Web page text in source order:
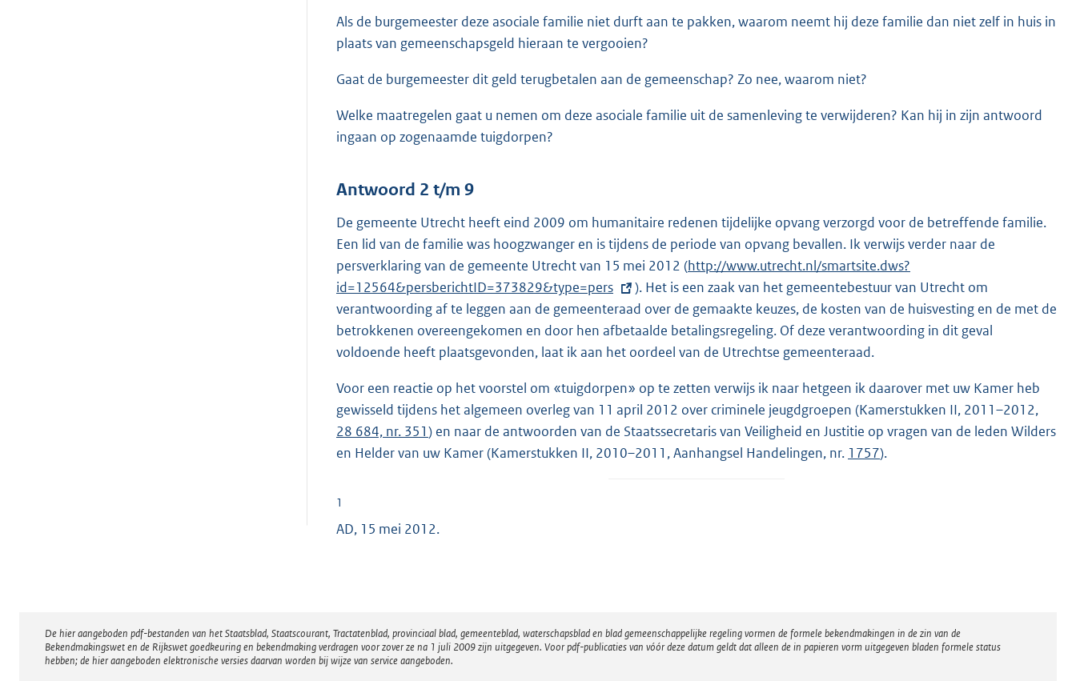
Als de burgemeester deze asociale familie niet durft aan te pakken, waarom neemt hij deze familie dan niet zelf in huis in
plaats van gemeenschapsgeld hieraan te vergooien?
Gaat de burgemeester dit geld terugbetalen aan de gemeenschap? Zo nee, waarom niet?
Welke maatregelen gaat u nemen om deze asociale familie uit de samenleving te verwijderen? Kan hij in zijn antwoord
ingaan op zogenaamde tuigdorpen?
Antwoord 2 t/m 9
De gemeente Utrecht heeft eind 2009 om humanitaire redenen tijdelijke opvang verzorgd voor de betreffende familie.
Een lid van de familie was hoogzwanger en is tijdens de periode van opvang bevallen. Ik verwijs verder naar de
persverklaring van de gemeente Utrecht van 15 mei 2012 (E
x
t
e
r
e
l
i
n
http://www.utrecht.nl/smartsite.dws?
id=12564&persberichtID=373829&type=pers
). Het is een zaak van het gemeentebestuur van Utrecht om
verantwoording af te leggen aan de gemeenteraad over de gemaakte keuzes, de kosten van de huisvesting en de met de
betrokkenen overeengekomen en door hen afbetaalde betalingsregeling. Of deze verantwoording in dit geval
voldoende heeft plaatsgevonden, laat ik aan het oordeel van de Utrechtse gemeenteraad.
Voor een reactie op het voorstel om «tuigdorpen» op te zetten verwijs ik naar hetgeen ik daarover met uw Kamer heb
gewisseld tijdens het algemeen overleg van 11 april 2012 over criminele jeugdgroepen (Kamerstukken II, 2011–2012,
28 684, nr. 351) en naar de antwoorden van de Staatssecretaris van Veiligheid en Justitie op vragen van de leden Wilders
en Helder van uw Kamer (Kamerstukken II, 2010–2011, Aanhangsel Handelingen, nr. 1757).
1
AD, 15 mei 2012.
Disclaimer
De hier aangeboden pdf-bestanden van het Staatsblad, Staatscourant, Tractatenblad, provinciaal blad, gemeenteblad, waterschapsblad en blad gemeenschappelijke regeling vormen de formele bekendmakingen in de zin van de
Bekendmakingswet en de Rijkswet goedkeuring en bekendmaking verdragen voor zover ze na 1 juli 2009 zijn uitgegeven. Voor pdf-publicaties van vóór deze datum geldt dat alleen de in papieren vorm uitgegeven bladen formele status
hebben; de hier aangeboden elektronische versies daarvan worden bij wijze van service aangeboden.